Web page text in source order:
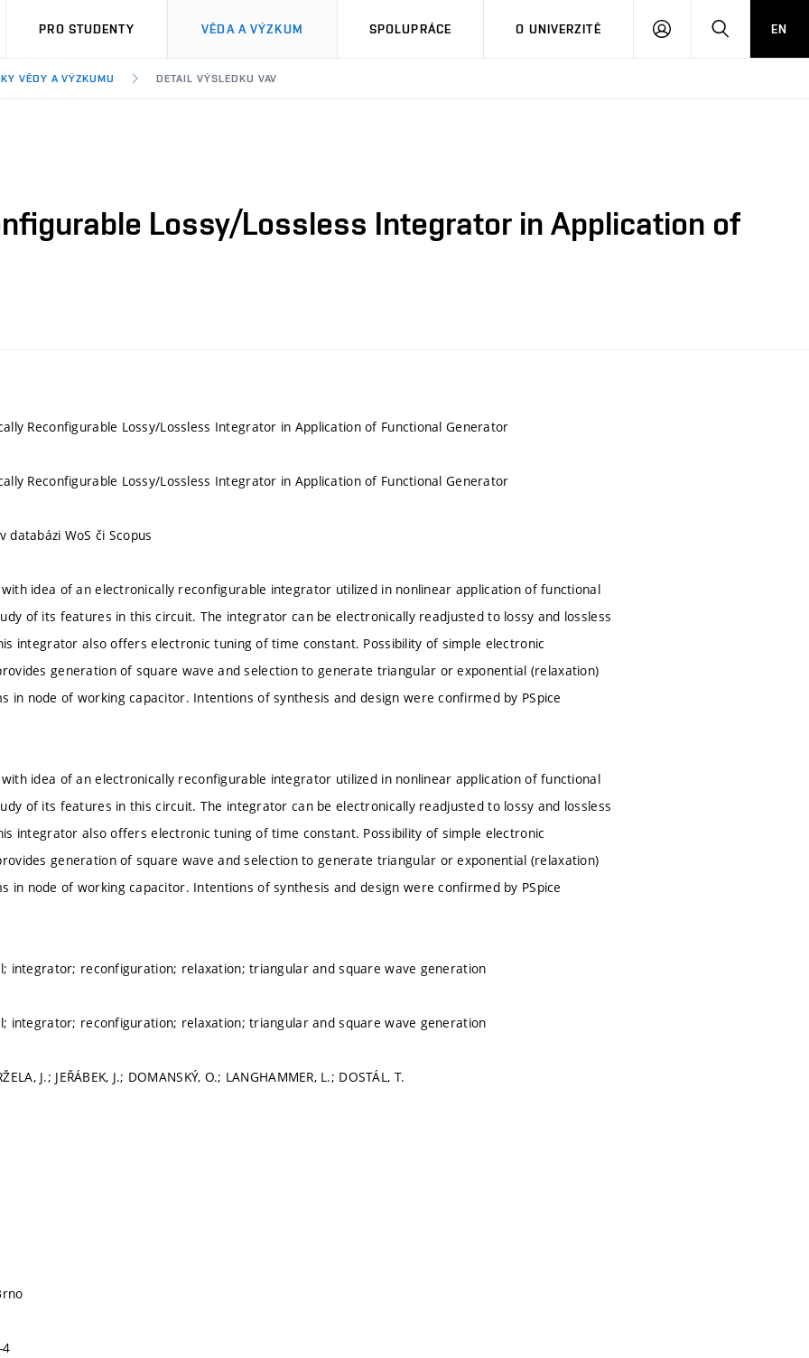
PRO STUDENTY VĚDA A VÝZKUM SPOLUPRÁCE O UNIVERZITĚ
PŘIHLÁSIT HLEDATEN
VĚDY A VÝZKUMU DETAIL VÝSLEDKU VAV
Lossy/Lossless Integrator in Application of
Reconfigurable Lossy/Lossless Integrator in Application of Functional Generator
Reconfigurable Lossy/Lossless Integrator in Application of Functional Generator
databázi WoS či Scopus
idea of an electronically reconfigurable integrator utilized in nonlinear application of functional
of its features in this circuit. The integrator can be electronically readjusted to lossy and lossless
integrator also offers electronic tuning of time constant. Possibility of simple electronic
generation of square wave and selection to generate triangular or exponential (relaxation)
in node of working capacitor. Intentions of synthesis and design were confirmed by PSpice
idea of an electronically reconfigurable integrator utilized in nonlinear application of functional
of its features in this circuit. The integrator can be electronically readjusted to lossy and lossless
integrator also offers electronic tuning of time constant. Possibility of simple electronic
generation of square wave and selection to generate triangular or exponential (relaxation)
in node of working capacitor. Intentions of synthesis and design were confirmed by PSpice
integrator; reconfiguration; relaxation; triangular and square wave generation
integrator; reconfiguration; relaxation; triangular and square wave generation
J.; JEŘÁBEK, J.; DOMANSKÝ, O.; LANGHAMMER, L.; DOSTÁL, T.